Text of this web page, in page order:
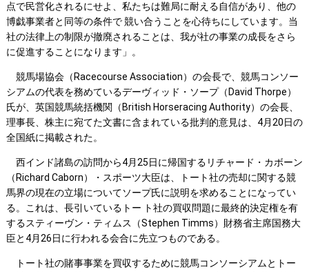
点で民営化されるにせよ、私たちは難局に耐える自信があり、他の
博戯事業者と同等の条件で 競い合うことを心待ちにしています。当
社の法律上の制限が撤廃されることは、我が社の事業の成長をさら
に促進することになります」。
競馬場協会（Racecourse Association）の会長で、競馬コンソー
シアムの代表を務めているデーヴィッド・ソープ（David Thorpe）
氏が、英国競馬統括機関（British Horseracing Authority）の会長、
理事長、株主に宛てた文書に含まれている批判的意見は、4月20日の
全国紙に掲載された。
西インド諸島の訪問から4月25日に帰国するリチャード・カボーン
（Richard Caborn）・スポーツ大臣は、トート社の売却に関する競
馬界の現在の立場についてソープ氏に説明を求めることになってい
る。これは、長引いているトー ト社の買収問題に最終的決定権を有
するスティーヴン・ティムス（Stephen Timms）財務省主席国務大
臣と4月26日に行われる会合に先立つものである。
トート社の賭事事業を買収するために競馬コンソーシアムとトー